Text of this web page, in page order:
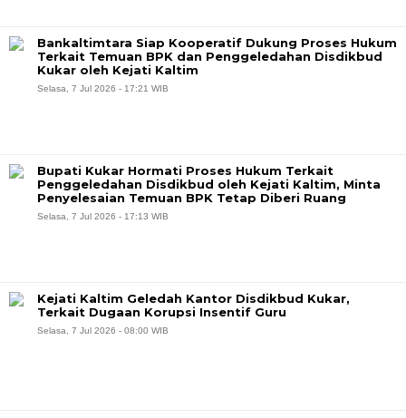
Bankaltimtara Siap Kooperatif Dukung Proses Hukum
Terkait Temuan BPK dan Penggeledahan Disdikbud
Kukar oleh Kejati Kaltim
Selasa, 7 Jul 2026 - 17:21 WIB
Bupati Kukar Hormati Proses Hukum Terkait
Penggeledahan Disdikbud oleh Kejati Kaltim, Minta
Penyelesaian Temuan BPK Tetap Diberi Ruang
Selasa, 7 Jul 2026 - 17:13 WIB
Kejati Kaltim Geledah Kantor Disdikbud Kukar,
Terkait Dugaan Korupsi Insentif Guru
Selasa, 7 Jul 2026 - 08:00 WIB